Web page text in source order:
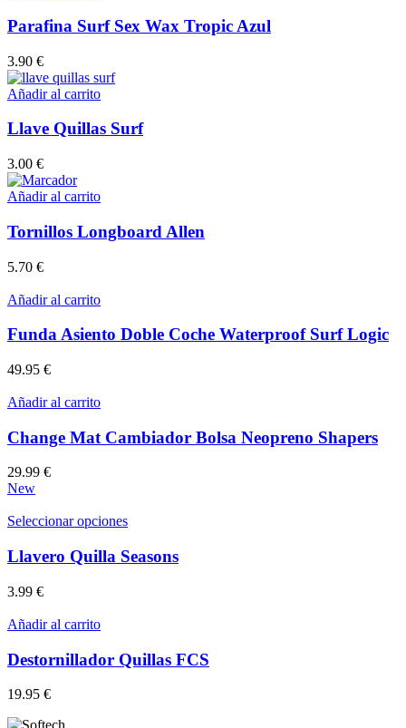
Parafina Surf Sex Wax Tropic Azul
3.90 €
Añadir al carrito
Llave Quillas Surf
3.00 €
Añadir al carrito
Tornillos Longboard Allen
5.70 €
Añadir al carrito
Funda Asiento Doble Coche Waterproof Surf Logic
49.95 €
Añadir al carrito
Change Mat Cambiador Bolsa Neopreno Shapers
29.99 €
New
Seleccionar opcionesEste
tiene
múltiples
pueden
elegir
Llavero Quilla Seasons
3.99 €
Añadir al carrito
Destornillador Quillas FCS
19.95 €